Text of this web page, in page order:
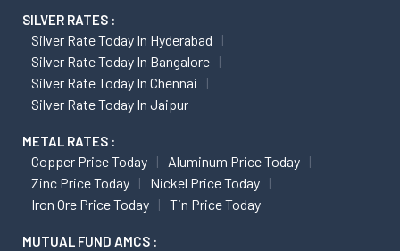
SILVER RATES :
Silver Rate Today In Hyderabad
Silver Rate Today In Bangalore
Silver Rate Today In Chennai
Silver Rate Today In Jaipur
METAL RATES :
Copper Price Today
Aluminum Price Today
Zinc Price Today
Nickel Price Today
Iron Ore Price Today
Tin Price Today
MUTUAL FUND AMCS :